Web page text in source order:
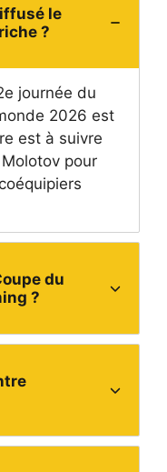
le
?
journée du
2026 est
est à suivre
pour
du
?